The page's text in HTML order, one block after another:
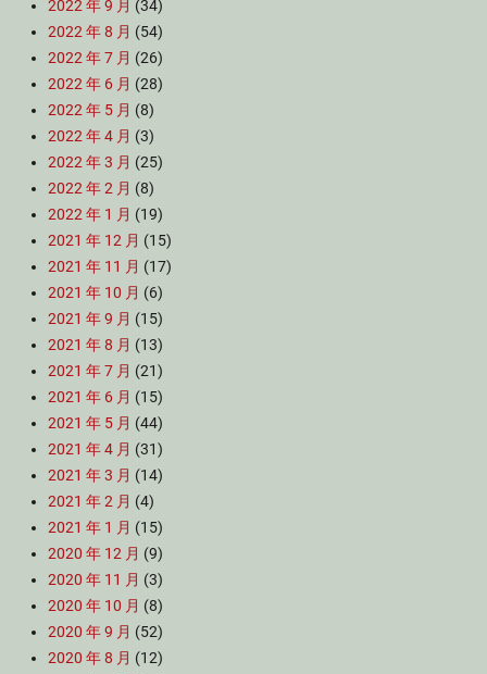
2022 年 9 月 (34)
2022 年 8 月 (54)
2022 年 7 月 (26)
2022 年 6 月 (28)
2022 年 5 月 (8)
2022 年 4 月 (3)
2022 年 3 月 (25)
2022 年 2 月 (8)
2022 年 1 月 (19)
2021 年 12 月 (15)
2021 年 11 月 (17)
2021 年 10 月 (6)
2021 年 9 月 (15)
2021 年 8 月 (13)
2021 年 7 月 (21)
2021 年 6 月 (15)
2021 年 5 月 (44)
2021 年 4 月 (31)
2021 年 3 月 (14)
2021 年 2 月 (4)
2021 年 1 月 (15)
2020 年 12 月 (9)
2020 年 11 月 (3)
2020 年 10 月 (8)
2020 年 9 月 (52)
2020 年 8 月 (12)